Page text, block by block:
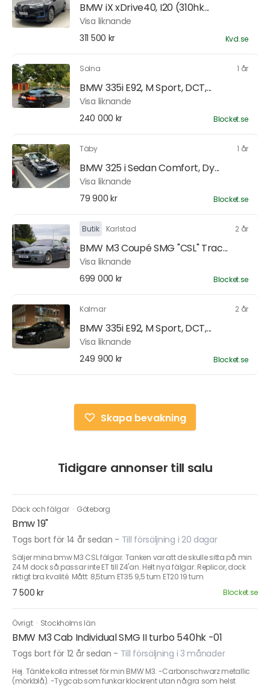
BMW iX xDrive40, I20 (310hk...
Visa liknande
311 500 kr
Kvd.se
Solna 1 år
BMW 335i E92, M Sport, DCT,...
Visa liknande
240 000 kr
Blocket.se
Täby 1 år
BMW 325 i Sedan Comfort, Dy...
Visa liknande
79 900 kr
Blocket.se
Butik Karlstad 2 år
BMW M3 Coupé SMG "CSL" Trac...
Visa liknande
699 000 kr
Blocket.se
Kalmar 2 år
BMW 335i E92, M Sport, DCT,...
Visa liknande
249 900 kr
Blocket.se
Skapa bevakning
Tidigare annonser till salu
Däck och fälgar · Göteborg
Bmw 19"
Togs bort för 14 år sedan - Till försäljning i 20 dagar
Säljer mina bmw M3 CSL fälgar. Tanken var att de skulle sitta på min
Z4 M dock så passar inte ET till Z4'an. Helt nya fälgar. Replicor, dock
riktigt bra kvalité. Mått: 8,5tum ET35 9,5 tum ET20 19 tum
7 500 kr Blocket.se
Övrigt · Stockholms län
BMW M3 Cab Individual SMG II turbo 540hk -01
Togs bort för 12 år sedan - Till försäljning i 3 månader
Hej. Tänkte kolla intresset för min BMW M3. -Carbonschwarz metallic
(mörkblå). -Tygcab som funkar klockrent utan några som helst